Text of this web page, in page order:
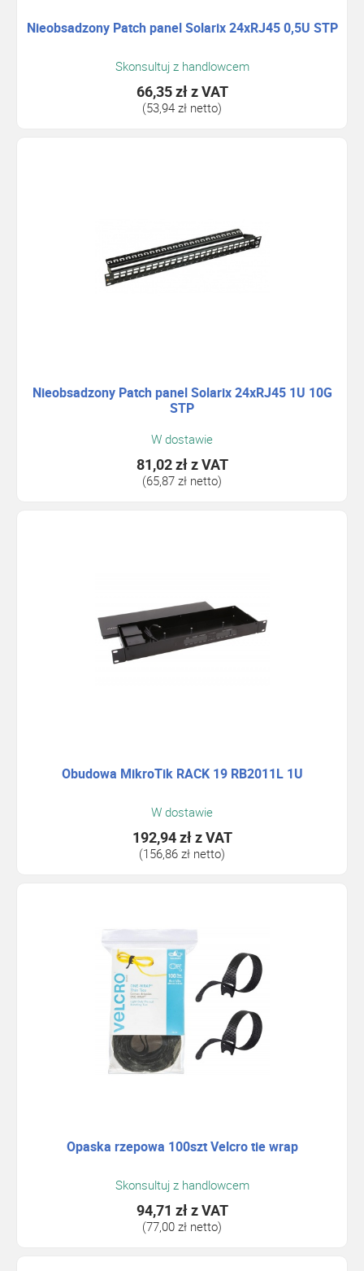
Nieobsadzony Patch panel Solarix 24xRJ45 0,5U STP
Skonsultuj z handlowcem
66,35 złz VAT
(53,94 zł netto)
Nieobsadzony Patch panel Solarix 24xRJ45 1U 10G
STP
W dostawie
81,02 złz VAT
(65,87 zł netto)
Obudowa MikroTik RACK 19 RB2011L 1U
W dostawie
192,94 złz VAT
(156,86 zł netto)
Opaska rzepowa 100szt Velcro tie wrap
Skonsultuj z handlowcem
94,71 złz VAT
(77,00 zł netto)